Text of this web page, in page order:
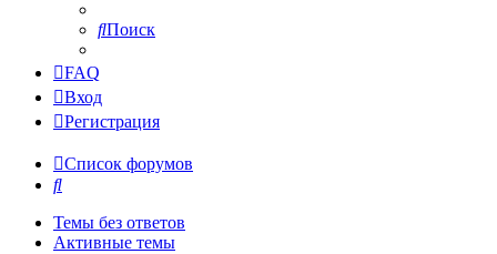
Поиск
FAQ
Вход
Регистрация
Список форумов
Поиск
Темы без ответов
Активные темы